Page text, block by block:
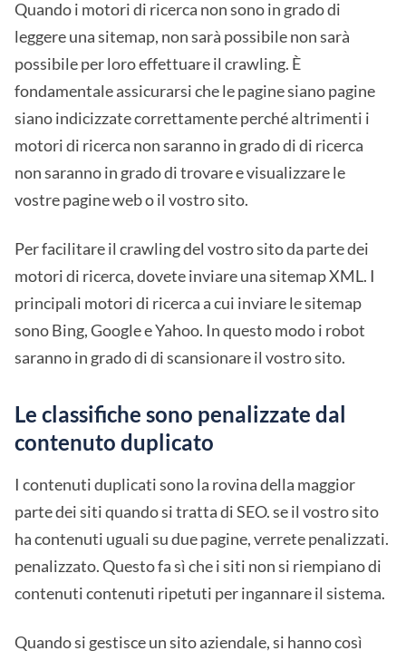
Quando i motori di ricerca non sono in grado di
leggere una sitemap, non sarà possibile non sarà
possibile per loro effettuare il crawling. È
fondamentale assicurarsi che le pagine siano pagine
siano indicizzate correttamente perché altrimenti i
motori di ricerca non saranno in grado di di ricerca
non saranno in grado di trovare e visualizzare le
vostre pagine web o il vostro sito.
Per facilitare il crawling del vostro sito da parte dei
motori di ricerca, dovete inviare una sitemap XML. I
principali motori di ricerca a cui inviare le sitemap
sono Bing, Google e Yahoo. In questo modo i robot
saranno in grado di di scansionare il vostro sito.
Le classifiche sono penalizzate dal
contenuto duplicato
I contenuti duplicati sono la rovina della maggior
parte dei siti quando si tratta di SEO. se il vostro sito
ha contenuti uguali su due pagine, verrete penalizzati.
penalizzato. Questo fa sì che i siti non si riempiano di
contenuti contenuti ripetuti per ingannare il sistema.
Quando si gestisce un sito aziendale, si hanno così